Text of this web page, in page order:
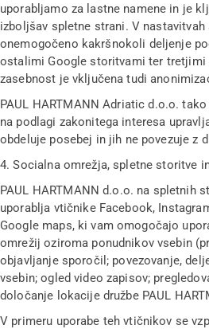
uporabljamo za lastne namene in je
izboljšav spletne strani. V
onemogočeno kakršnokoli deljenje
ostalimi Google storitvami ter tretjimi
zasebnost je vključena tudi
PAUL HARTMANN Adriatic d.o.o.
na podlagi zakonitega interesa
obdeluje posebej in jih ne povezuje z
4. Socialna omrežja, spletne storitve
PAUL HARTMANN d.o.o. na spletnih
uporablja vtičnike Facebook,
Google maps, ki vam omogočajo
omrežij oziroma ponudnikov vsebin
objavljanje sporočil; povezovanje,
vsebin; ogled video zapisov;
določanje lokacije družbe PAUL
V primeru uporabe teh vtičnikov se